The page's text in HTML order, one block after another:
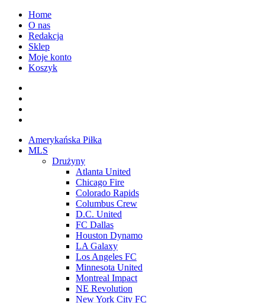
Przejdź
treści
Home
O nas
Redakcja
Sklep
Moje konto
Koszyk
Menu
główne
Amerykańska Piłka
MLS
Drużyny
Atlanta United
Chicago Fire
Colorado Rapids
Columbus Crew
D.C. United
FC Dallas
Houston Dynamo
LA Galaxy
Los Angeles FC
Minnesota United
Montreal Impact
NE Revolution
New York City FC